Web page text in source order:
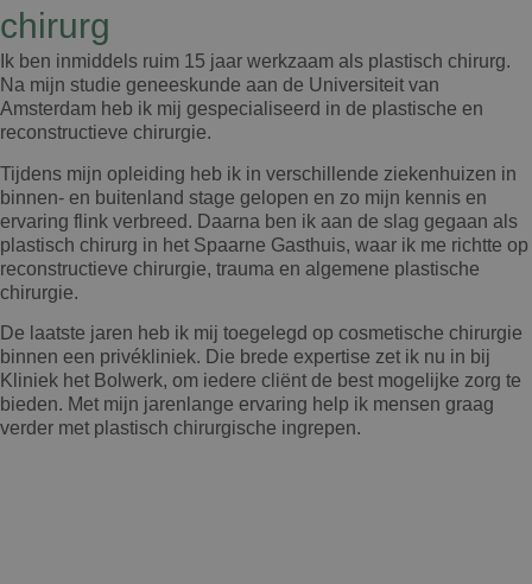
chirurg
Ik ben inmiddels ruim 15 jaar werkzaam als plastisch chirurg.
Na mijn studie geneeskunde aan de Universiteit van
Amsterdam heb ik mij gespecialiseerd in de plastische en
reconstructieve chirurgie.
Tijdens mijn opleiding heb ik in verschillende ziekenhuizen in
binnen- en buitenland stage gelopen en zo mijn kennis en
ervaring flink verbreed. Daarna ben ik aan de slag gegaan als
plastisch chirurg in het Spaarne Gasthuis, waar ik me richtte op
reconstructieve chirurgie, trauma en algemene plastische
chirurgie.
De laatste jaren heb ik mij toegelegd op cosmetische chirurgie
binnen een privékliniek. Die brede expertise zet ik nu in bij
Kliniek het Bolwerk, om iedere cliënt de best mogelijke zorg te
bieden. Met mijn jarenlange ervaring help ik mensen graag
verder met plastisch chirurgische ingrepen.